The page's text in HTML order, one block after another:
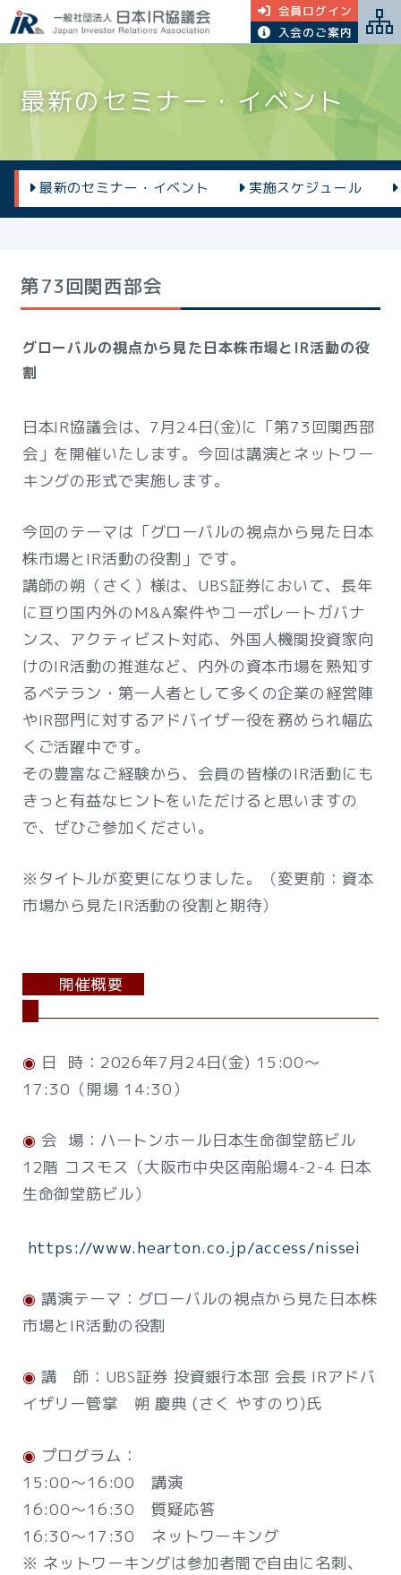
会員ログイン
入会のご案内
最新のセミナー・イベント
最新のセミナー・イベント 実施スケジュール
第73回関西部会
グローバルの視点から見た日本株市場とIR活動の役
割
日本IR協議会は、7月24日(金)に「第73回関西部
会」を開催いたします。今回は講演とネットワー
キングの形式で実施します。
今回のテーマは「グローバルの視点から見た日本
株市場とIR活動の役割」です。
講師の朔（さく）様は、UBS証券において、長年
に亘り国内外のM&A案件やコーポレートガバナ
ンス、アクティビスト対応、外国人機関投資家向
けのIR活動の推進など、内外の資本市場を熟知す
るベテラン・第一人者として多くの企業の経営陣
やIR部門に対するアドバイザー役を務められ幅広
くご活躍中です。
その豊富なご経験から、会員の皆様のIR活動にも
きっと有益なヒントをいただけると思いますの
で、ぜひご参加ください。
※タイトルが変更になりました。（変更前：資本
市場から見たIR活動の役割と期待）
開催概要
◉ 日 時：2026年7月24日(金) 15:00～
17:30（開場 14:30）
◉ 会 場：ハートンホール日本生命御堂筋ビル
12階 コスモス（大阪市中央区南船場4-2-4 日本
生命御堂筋ビル）
https://www.hearton.co.jp/access/nissei
◉ 講演テーマ：グローバルの視点から見た日本株
市場とIR活動の役割
◉ 講 師：UBS証券 投資銀行本部 会長 IRアドバ
イザリー管掌 朔 慶典 (さく やすのり)氏
◉ プログラム：
15:00～16:00 講演
16:00～16:30 質疑応答
16:30～17:30 ネットワーキング
※ ネットワーキングは参加者間で自由に名刺、